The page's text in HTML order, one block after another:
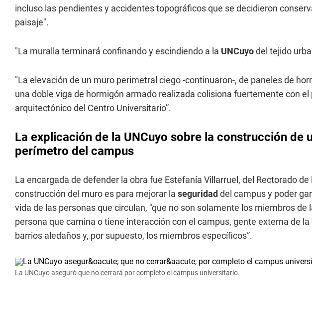
incluso las pendientes y accidentes topográficos que se decidieron
paisaje".
"La muralla terminará confinando y escindiendo a la UNCuyodel tejido
"La elevación de un muro perimetral ciego -continuaron-, de paneles de
una doble viga de hormigón armado realizada colisiona fuertemente con
arquitectónico del Centro Universitario”.
La explicación de la UNCuyo sobre la construcción de
perímetro del campus
La encargada de defender la obra fue Estefanía Villarruel, del Rectorado
construcción del muro es para mejorar la seguridad del campus y poder
vida de las personas que circulan, "que no son solamente los miembros de
persona que camina o tiene interacción con el campus, gente externa de la
barrios aledaños y, por supuesto, los miembros específicos”.
La UNCuyo aseguró que no cerrará por completo el campus universitario.